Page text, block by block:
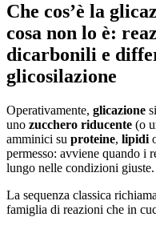
Che cos’è la
cosa non lo è:
dicarbonili e
glicosilazione
Operativamente, glicazione
uno zucchero riducente (o
amminici su proteine, lipidi
permesso: avviene quando i
lungo nelle condizioni giuste.
La sequenza classica
famiglia di reazioni che in